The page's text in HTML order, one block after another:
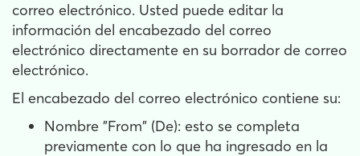
correo electrónico. Usted puede editar la
información del encabezado del correo
electrónico directamente en su borrador de correo
electrónico.
El encabezado del correo electrónico contiene su:
Nombre "From" (De): esto se completa
previamente con lo que ha ingresado en la